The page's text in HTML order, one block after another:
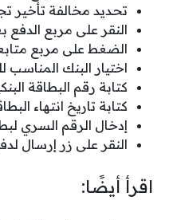
تحديد مخالفة تأخير
النقر على مربع الدفع
الضغط على مربع
اختيار البنك
كتابة رقم البطاقة
كتابة تاريخ انتهاء
إدخال الرقم السري
النقر على زر إرسال
اقرأ أيضًا: